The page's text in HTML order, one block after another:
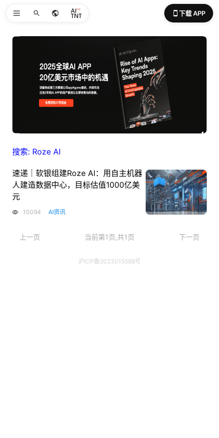
下载 APP
搜索: Roze AI
速递｜软银组建Roze AI：用自主机器
人建造数据中心，目标估值1000亿美
元
10094 AI资讯
上一页 当前第1页,共1页 下一页
沪ICP备2023015588号